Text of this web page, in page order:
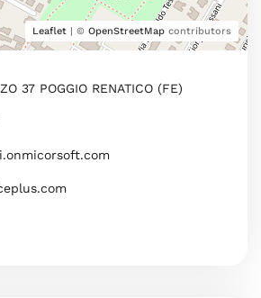
Leaflet | © OpenStreetMap contributors
37 POGGIO RENATICO (FE)